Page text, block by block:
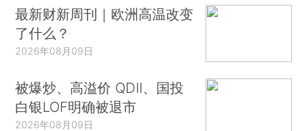
依然非常鲜活，也就是说，它们可能会永远存在于
我们身边。
我将如威廉姆森希望的那样，尽力采用他的框
架，阐明我们这个时代最紧迫的问题之一，即高科
技公司在我们的经济中扮演的角色，这些公司主要
由FAANG（Facebook、Apple、Amazon、Netflix
最新财新周刊｜欧洲高温改变
了什么？
2026年08月09日
被爆炒、高溢价 QDII、国投
白银LOF明确被退市
2026年08月09日